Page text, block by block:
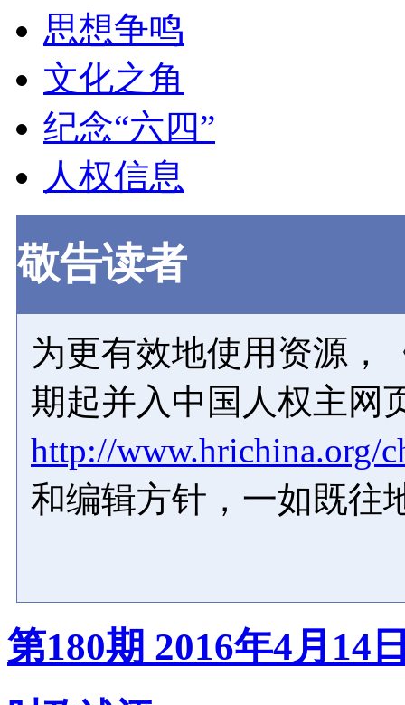
思想争鸣
文化之角
纪念“六四”
人权信息
敬告读者
为更有效地使用资源，
期起并入中国人权主网
http://www.hrichina.org/
和编辑方针，一如既往
第180期 2016年4月14